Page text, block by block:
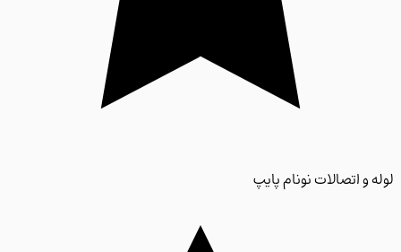
اتصالات نونام پایپ